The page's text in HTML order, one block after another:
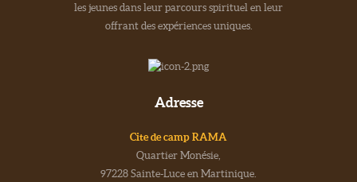
les jeunes dans leur parcours spirituel en leur
offrant des expériences uniques.
Adresse
Cite de camp RAMA
Quartier Monésie,
97228 Sainte-Luce en Martinique.